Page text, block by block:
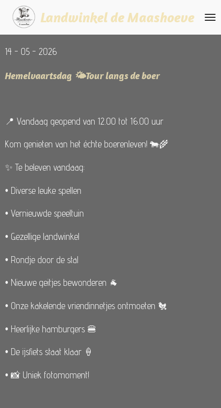
Ga
direct
de
Landwinkel de Maashoeve
14 - 05 - 2026
Hemelvaartsdag 🌤️Tour langs de boer
📍 Vandaag geopend van 12.00 tot 16.00 uur
Kom genieten van het échte boerenleven! 🐄🌾
✨ Te beleven vandaag:
• Diverse leuke spellen
• Vernieuwde speeltuin
• Gezellige landwinkel
• Rondje door de stal
• Nieuwe geitjes bewonderen 🐐
• Onze kakelende vriendinnetjes ontmoeten 🐔
• Heerlijke hamburgers 🍔
• De ijsfiets staat klaar 🍦
• 📸 Uniek fotomoment!